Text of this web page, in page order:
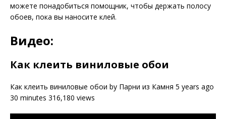
можете понадобиться помощник, чтобы держать полосу
обоев, пока вы наносите клей.
Видео:
Как клеить виниловые обои
Как клеить виниловые обои by Парни из Камня 5 years ago
30 minutes 316,180 views